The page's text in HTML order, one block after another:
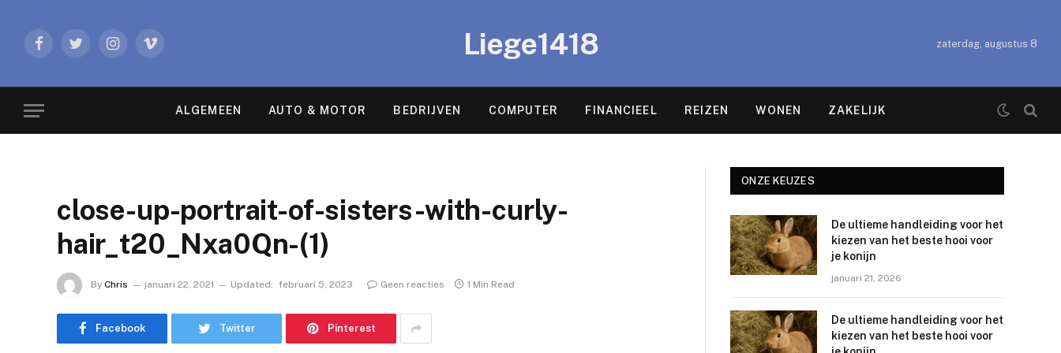
FacebookTwitterInstagramVimeo Liege1418 zaterdag, augustus 8
ALGEMEEN AUTO & MOTOR BEDRIJVEN COMPUTER FINANCIEEL REIZEN WONEN ZAKELIJK
close-up-portrait-of-sisters-with-curly-
hair_t20_Nxa0Qn-(1)
By Chris januari 22, 2021 Updated: februari 5, 2023 Geen reacties 1 Min Read
Facebook Twitter Pinterest
ONZE KEUZES
De ultieme handleiding voor het
kiezen van het beste hooi voor
je konijn
januari 21, 2026
De ultieme handleiding voor het
kiezen van het beste hooi voor